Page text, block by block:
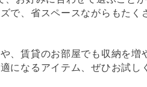
で、省スペースながらもたく
、賃貸のお部屋でも収納を増
になるアイテム、ぜひお試し